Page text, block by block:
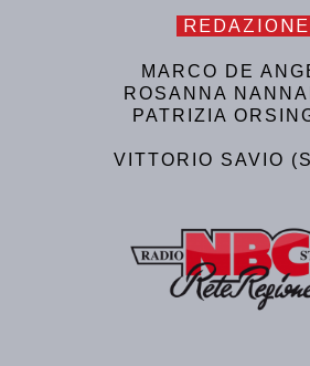
REDAZIONE
MARCO DE
ROSANNA
PATRIZIA
VITTORIO SAVIO